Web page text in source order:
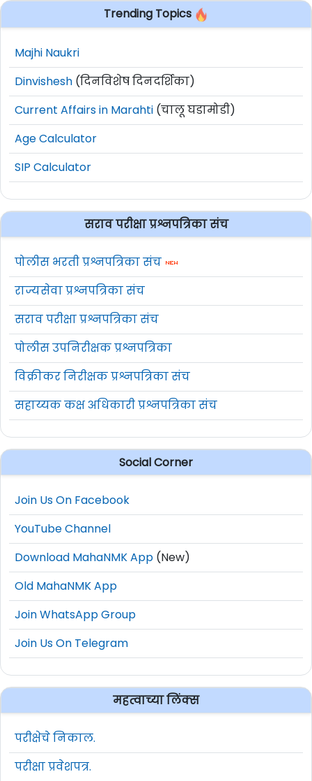
Trending Topics
Majhi Naukri
Dinvishesh (दिनविशेष दिनदर्शिका)
Current Affairs in Marahti (चालू घडामोडी)
Age Calculator
SIP Calculator
सराव परीक्षा प्रश्नपत्रिका संच
पोलीस भरती प्रश्नपत्रिका संच
राज्यसेवा प्रश्नपत्रिका संच
सराव परीक्षा प्रश्नपत्रिका संच
पोलीस उपनिरीक्षक प्रश्नपत्रिका
विक्रीकर निरीक्षक प्रश्नपत्रिका संच
सहाय्यक कक्ष अधिकारी प्रश्नपत्रिका संच
Social Corner
Join Us On Facebook
YouTube Channel
Download MahaNMK App (New)
Old MahaNMK App
Join WhatsApp Group
Join Us On Telegram
महत्वाच्या लिंक्स
परीक्षेचे निकाल.
परीक्षा प्रवेशपत्र.